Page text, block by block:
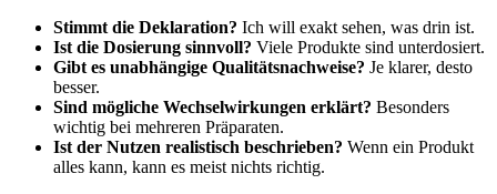
Stimmt die Deklaration? Ich will exakt sehen, was drin ist.
Ist die Dosierung sinnvoll? Viele Produkte sind unterdosiert.
Gibt es unabhängige Qualitätsnachweise? Je klarer, desto
besser.
Sind mögliche Wechselwirkungen erklärt? Besonders
wichtig bei mehreren Präparaten.
Ist der Nutzen realistisch beschrieben? Wenn ein Produkt
alles kann, kann es meist nichts richtig.